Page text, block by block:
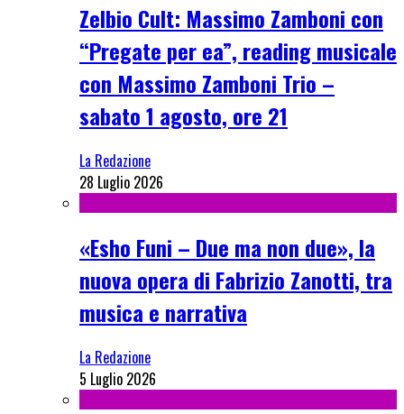
Zelbio Cult: Massimo Zamboni con
“Pregate per ea”, reading musicale
con Massimo Zamboni Trio –
sabato 1 agosto, ore 21
La Redazione
28 Luglio 2026
«Esho Funi – Due ma non due», la
nuova opera di Fabrizio Zanotti, tra
musica e narrativa
La Redazione
5 Luglio 2026